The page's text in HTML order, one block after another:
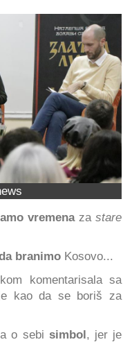
vremenaza stare
branimo Kosovo...
komentarisala sa
kao da se boriš za
o sebi simbol , jer je